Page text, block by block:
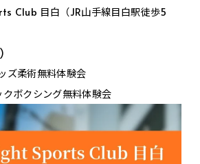
Club 目白（JR山手線目白駅徒歩5
柔術無料体験会
ボクシング無料体験会